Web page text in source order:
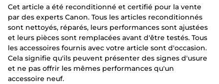
Cet article a été reconditionné et certifié pour la vente
par des experts Canon. Tous les articles reconditionnés
sont nettoyés, réparés, leurs performances sont ajustées
et leurs pièces sont remplacées avant d'être testés. Tous
les accessoires fournis avec votre article sont d'occasion.
Cela signifie qu'ils peuvent présenter des signes d'usure
et ne pas offrir les mêmes performances qu'un
accessoire neuf.